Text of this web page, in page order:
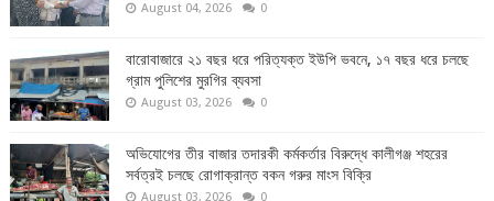
August 04, 2026 0
বারোবাজারে ২১ বছর ধরে পরিত্যক্ত ইউপি ভবনে, ১৭ বছর ধরে চলছে
গ্রাম পুলিশের মুরগির ব্যবসা
August 03, 2026 0
অভিযোগের তীর বাজার তদারকী কর্মকর্তার বিরুদ্ধে কালীগঞ্জ শহরের
সর্বত্রই চলছে রোগাক্রান্ত বকন গরুর মাংস বিক্রি
August 03, 2026 0